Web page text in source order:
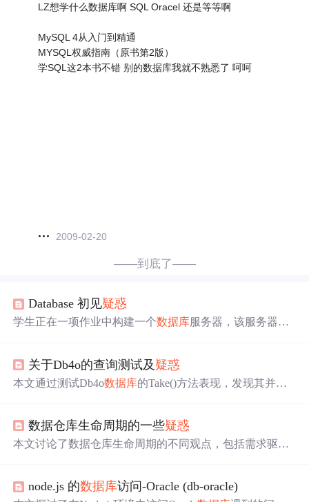
LZ想学什么数据库啊 SQL Oracel 还是等等啊
MySQL 4从入门到精通
MYSQL权威指南（原书第2版）
学SQL这2本书不错 别的数据库我就不熟悉了 呵呵
2009-02-20
——到底了——
Database 初见疑惑
学生正在一项作业中构建一个数据库服务器，该服务器需
型；2) 在尝试将List元素添加到ArrayList时遇到类型安全
警告。学生正努力解决这些问题以完成文件读写和服务器
关于Db4o的查询测试及 疑惑
本文通过测试Db4o数据库的Take()方法表现，发现其并非
境下实现高效分页的可能性。
数据仓库生命周期的一些疑惑
本文讨论了数据仓库生命周期的不同观点，包括需求驱动
念。node.js 的数据库访问-Oracle (db-oracle)